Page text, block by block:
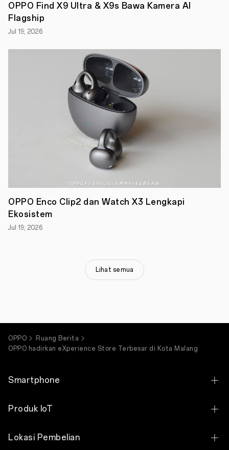
Malang,
Maret
memiliki
potensi
anak
begitupula
digital.
OPPO Find X9 Ultra & X9s Bawa Kamera AI
Flagship
Jul 19, 2026
OPPO Enco Clip2 dan Watch X3 Lengkapi
Ekosistem
Jul 19, 2026
Lihat semua
OPPO
Ruang Berita
OPPO hadirkan eXperience Store Terbesar di Kota Malang
Smartphone
OPPO Find X9 Ultra
Produk IoT
OPPO Bubble
Lokasi Pembelian